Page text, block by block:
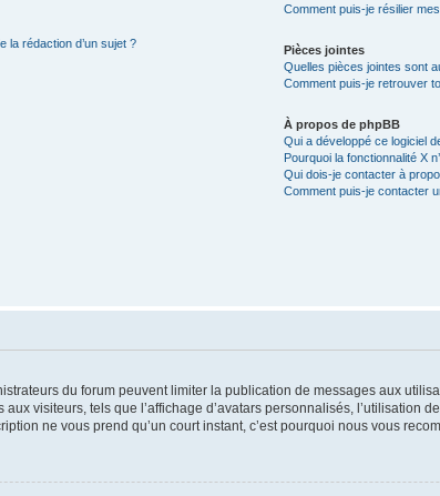
la rédaction d’un sujet ?
Comment puis-je résilier
Pièces jointes
Quelles pièces jointes sont
Comment puis-je retrouver
À propos de phpBB
Qui a développé ce logiciel
Pourquoi la fonctionnalité X
Qui dois-je contacter à
Comment puis-je contacter
du forum peuvent limiter la publication de messages aux
visiteurs, tels que l’affichage d’avatars personnalisés, l’utilisation
ne vous prend qu’un court instant, c’est pourquoi nous vous